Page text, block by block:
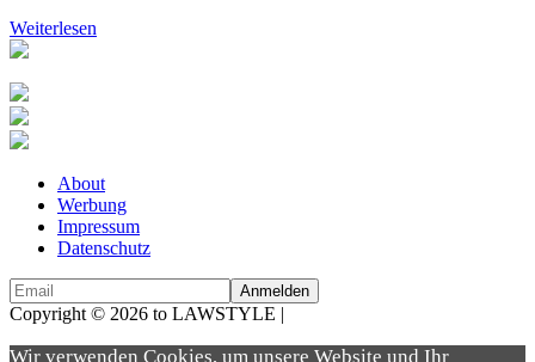
Weiterlesen
About
Werbung
Impressum
Datenschutz
Copyright © 2026 to LAWSTYLE |
Wir verwenden Cookies, um unsere Website und Ihr